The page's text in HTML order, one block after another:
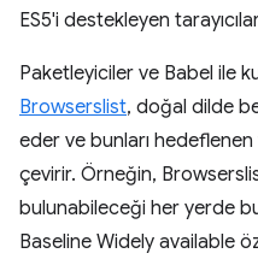
ES5'i destekleyen
Paketleyiciler ve Babel ile
Browserslist, doğal dilde
eder ve bunları hedeflenen
çevirir. Örneğin,
bulunabileceği her yerde
Baseline Widely available